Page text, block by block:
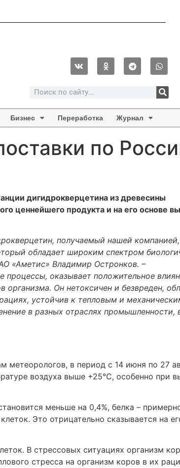
Бизнес Переработка Журнал
по
дигидрокверцетина из древесины
ценнейшего продукта и на его основе
получаемый нашей компанией,
обладает широким спектром
«Аметис» Владимир Остронков. –
процессы, оказывает положительное
организма. Он нетоксичен и безвреден,
устойчив к тепловым и
в разных отраслях промышленности,
в период с 14 июня по 27
воздуха выше +25°С, особенно при
меньше на 0,4%, белка –
Это отрицательно сказывается на
В стрессовых ситуациях организм
стресса на организм коров в их